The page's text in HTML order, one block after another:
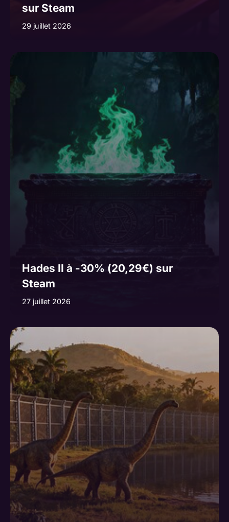
sur Steam
29 juillet 2026
Hades II à -30% (20,29€) sur
Steam
27 juillet 2026